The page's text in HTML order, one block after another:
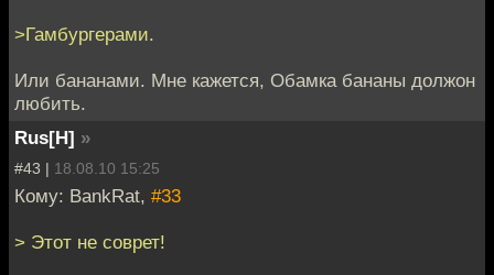
>Гамбургерами.
Или бананами. Мне кажется, Обамка бананы должон
любить.
Rus[H] »
#43 | 18.08.10 15:25
Кому: BankRat, #33
> Этот не соврет!